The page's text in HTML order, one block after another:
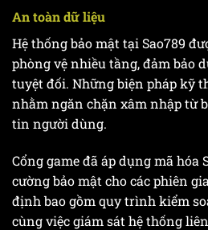
An toàn dữ liệu
Hệ thống bảo mật tại Sao789
phòng vệ nhiều tầng, đảm bảo
tuyệt đối. Những biện pháp kỹ
nhằm ngăn chặn xâm nhập từ
tin người dùng.
Cổng game đã áp dụng mã hóa
cường bảo mật cho các phiên
định bao gồm quy trình kiểm
cùng việc giám sát hệ thống